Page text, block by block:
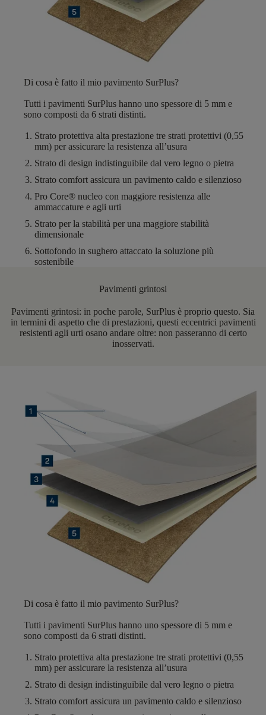
Di cosa è fatto il mio pavimento SurPlus?
Tutti i pavimenti SurPlus hanno uno spessore di 5 mm e
sono composti da 6 strati distinti.
Strato protettiva alta prestazione tre strati protettivi (0,55
mm) per assicurare la resistenza all’usura
Strato di design indistinguibile dal vero legno o pietra
Strato comfort assicura un pavimento caldo e silenzioso
Pro Core® nucleo con maggiore resistenza alle
ammaccature e agli urti
Strato per la stabilità per una maggiore stabilità
dimensionale
Sottofondo in sughero attaccato la soluzione più
sostenibile
Pavimenti grintosi
Pavimenti grintosi: in poche parole, SurPlus è proprio questo. Sia
in termini di aspetto che di prestazioni, questi eccentrici pavimenti
resistenti agli urti osano andare oltre: non passeranno di certo
inosservati.
Di cosa è fatto il mio pavimento SurPlus?
Tutti i pavimenti SurPlus hanno uno spessore di 5 mm e
sono composti da 6 strati distinti.
Strato protettiva alta prestazione tre strati protettivi (0,55
mm) per assicurare la resistenza all’usura
Strato di design indistinguibile dal vero legno o pietra
Strato comfort assicura un pavimento caldo e silenzioso